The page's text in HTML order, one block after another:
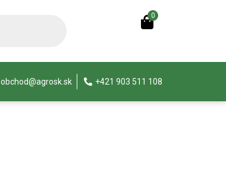
0
obchod@agrosk.sk +421 903 511 108